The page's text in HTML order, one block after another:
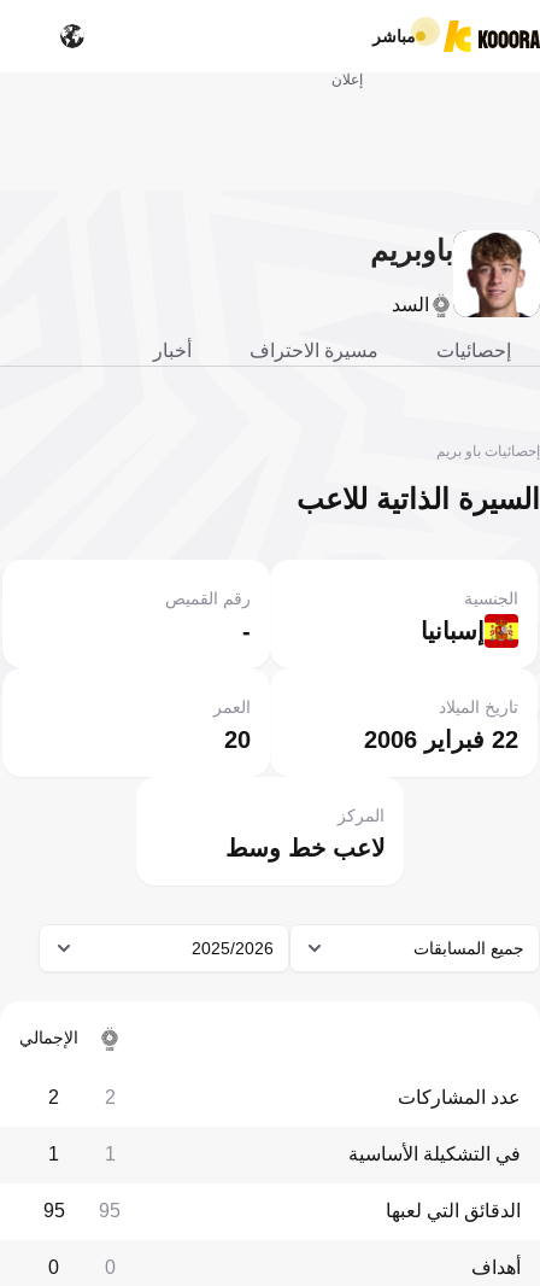
مباشر
إعلان
باوبريم
السد
إحصائيات مسيرة الاحتراف أخبار
إحصائيات باو بريم
السيرة الذاتية للاعب
إسبانيا
الجنسية
-
رقم القميص
22 فبراير 2006
تاريخ الميلاد
20
العمر
لاعب خط وسط
المركز
جميع المسابقات 2025/2026
الإجمالي
عدد المشاركات 2
2
في التشكيلة الأساسية 1
1
الدقائق التي لعبها 95
95
أهداف 0
0